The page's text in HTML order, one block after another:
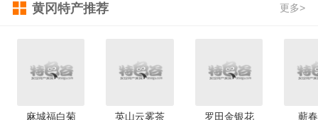
黄冈特产推荐 更多>
麻城福白菊 英山云雾茶 罗田金银花 蕲